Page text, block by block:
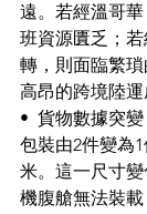
遠。若經溫哥
班資源匱乏；
轉，則面臨繁
高昂的跨境陸運
•  貨物數據突
包裝由2件變為
米。這一尺寸
機腹艙無法裝